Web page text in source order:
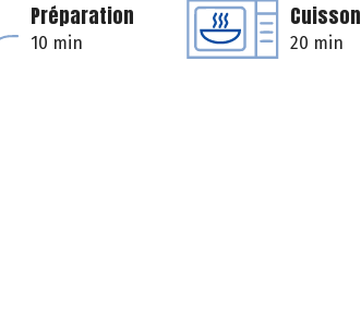
Préparation
10 min
Cuisson
20 min